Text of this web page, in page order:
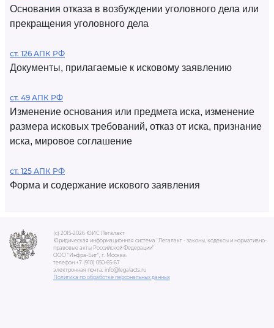
Основания отказа в возбуждении уголовного дела или
прекращения уголовного дела
ст. 126 АПК РФ
Документы, прилагаемые к исковому заявлению
ст. 49 АПК РФ
Изменение основания или предмета иска, изменение
размера исковых требований, отказ от иска, признание
иска, мировое соглашение
ст. 125 АПК РФ
Форма и содержание искового заявления
(c) 2015-2026 ЮИС Легалакт
Юридическая информационная система "Легалакт - законы, кодексы и нормативно-
правовые акты Российской Федерации"
ООО "Инфра-Бит", г. Москва.
телефон +7 (910) 050-65-67
электронная почта: info@legalacts.ru
Политика по обработке персональных данных